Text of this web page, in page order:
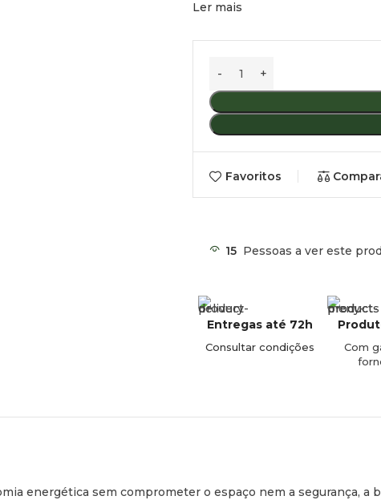
Ler mais
Favoritos
15 Pessoas a ver este
Entregas até 72h
Consultar condições
Com
energética sem comprometer o espaço nem a segurança, a